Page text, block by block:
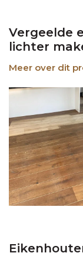
Vergeelde
lichter
Meer over dit